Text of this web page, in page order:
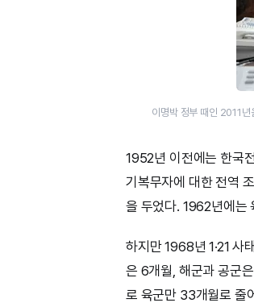
이명박 정부 때인 2011
1952년 이전에는 한국
기복무자에 대한 전역
을 두었다. 1962년에는
하지만 1968년 1·21 사
은 6개월, 해군과 공군
로 육군만 33개월로 줄